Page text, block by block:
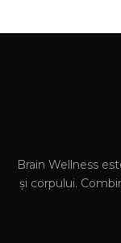
Brain Wellness
și corpului.